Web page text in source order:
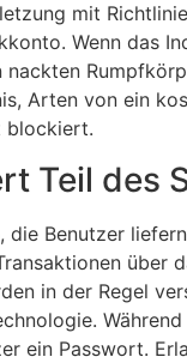
mit
Wenn das
Arten von ein
blockiert.
Teil des
die Benutzer
über
in der Regel
ein Passwort.